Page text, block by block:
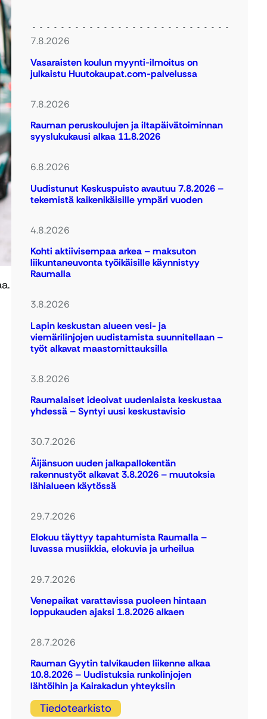
7.8.2026
Vasaraisten koulun myynti-ilmoitus on
julkaistu Huutokaupat.com-palvelussa
7.8.2026
Rauman peruskoulujen ja iltapäivätoiminnan
syyslukukausi alkaa 11.8.2026
6.8.2026
Uudistunut Keskuspuisto avautuu 7.8.2026 –
tekemistä kaikenikäisille ympäri vuoden
4.8.2026
Kohti aktiivisempaa arkea – maksuton
liikuntaneuvonta työikäisille käynnistyy
Raumalla
3.8.2026
Lapin keskustan alueen vesi- ja
viemärilinjojen uudistamista suunnitellaan –
työt alkavat maastomittauksilla
3.8.2026
Raumalaiset ideoivat uudenlaista keskustaa
yhdessä – Syntyi uusi keskustavisio
30.7.2026
Äijänsuon uuden jalkapallokentän
rakennustyöt alkavat 3.8.2026 – muutoksia
lähialueen käytössä
29.7.2026
Elokuu täyttyy tapahtumista Raumalla –
luvassa musiikkia, elokuvia ja urheilua
29.7.2026
Venepaikat varattavissa puoleen hintaan
loppukauden ajaksi 1.8.2026 alkaen
28.7.2026
Rauman Gyytin talvikauden liikenne alkaa
10.8.2026 – Uudistuksia runkolinjojen
lähtöihin ja Kairakadun yhteyksiin
Tiedotearkisto